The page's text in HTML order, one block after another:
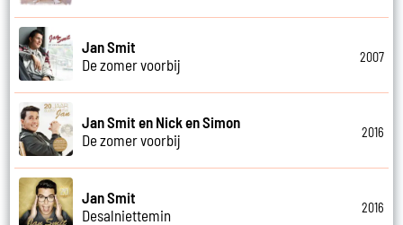
Jan Smit
De zomer voorbij
2007
Jan Smit en Nick en Simon
De zomer voorbij
2016
Jan Smit
Desalniettemin
2016